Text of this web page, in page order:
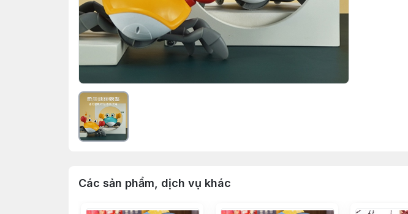
Các sản phẩm, dịch vụ khác